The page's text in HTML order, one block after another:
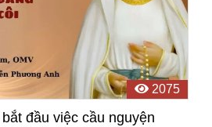
2075
đầu việc cầu nguyện